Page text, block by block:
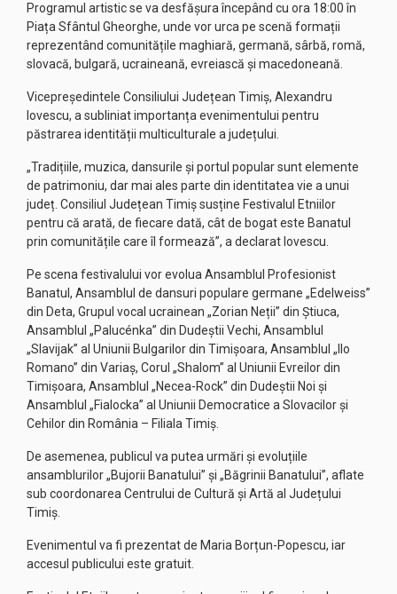
Programul artistic se va desfășura începând cu ora 18:00 în
Piața Sfântul Gheorghe, unde vor urca pe scenă formații
reprezentând comunitățile maghiară, germană, sârbă, romă,
slovacă, bulgară, ucraineană, evreiască și macedoneană.
Vicepreședintele Consiliului Județean Timiș, Alexandru
Iovescu, a subliniat importanța evenimentului pentru
păstrarea identității multiculturale a județului.
„Tradițiile, muzica, dansurile și portul popular sunt elemente
de patrimoniu, dar mai ales parte din identitatea vie a unui
județ. Consiliul Județean Timiș susține Festivalul Etniilor
pentru că arată, de fiecare dată, cât de bogat este Banatul
prin comunitățile care îl formează”, a declarat Iovescu.
Pe scena festivalului vor evolua Ansamblul Profesionist
Banatul, Ansamblul de dansuri populare germane „Edelweiss”
din Deta, Grupul vocal ucrainean „Zorian Neții” din Știuca,
Ansamblul „Palucénka” din Dudeștii Vechi, Ansamblul
„Slavijak” al Uniunii Bulgarilor din Timișoara, Ansamblul „Ilo
Romano” din Variaș, Corul „Shalom” al Uniunii Evreilor din
Timișoara, Ansamblul „Necea-Rock” din Dudeștii Noi și
Ansamblul „Fialocka” al Uniunii Democratice a Slovacilor și
Cehilor din România – Filiala Timiș.
De asemenea, publicul va putea urmări și evoluțiile
ansamblurilor „Bujorii Banatului” și „Băgrinii Banatului”, aflate
sub coordonarea Centrului de Cultură și Artă al Județului
Timiș.
Evenimentul va fi prezentat de Maria Borțun-Popescu, iar
accesul publicului este gratuit.